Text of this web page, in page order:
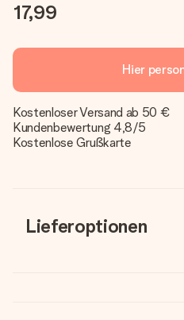
17,99
Hier
Kostenloser Versand ab 50 €
Kundenbewertung 4,8/5
Kostenlose Grußkarte
Lieferoptionen